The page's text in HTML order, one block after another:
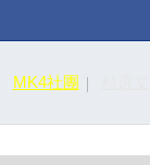
MK4社團